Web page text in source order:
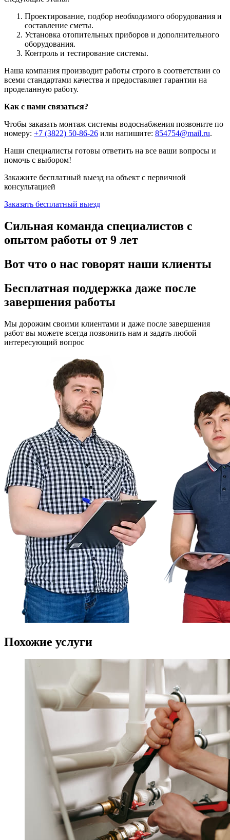
Проектирование, подбор необходимого оборудования и
составление сметы.
Установка отопительных приборов и дополнительного
оборудования.
Контроль и тестирование системы.
Наша компания производит работы строго в соответствии со
всеми стандартами качества и предоставляет гарантии на
проделанную работу.
Как с нами связаться?
Чтобы заказать монтаж системы водоснабжения позвоните по
номеру: +7 (3822) 50-86-26 или напишите: 854754@mail.ru.
Наши специалисты готовы ответить на все ваши вопросы и
помочь с выбором!
Закажите бесплатный выезд на объект с первичной
консультацией
Заказать бесплатный выезд
Сильная команда специалистов с
опытом работы от 9 лет
Вот что о нас говорят наши клиенты
Бесплатная поддержка даже после
завершения работы
Мы дорожим своими клиентами и даже после завершения
работ вы можете всегда позвонить нам и задать любой
интересующий вопрос
Похожие услуги